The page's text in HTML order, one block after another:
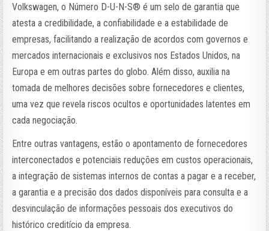
Volkswagen, o Número D-U-N-S®️ é um selo de garantia que
atesta a credibilidade, a confiabilidade e a estabilidade de
empresas, facilitando a realização de acordos com governos e
mercados internacionais e exclusivos nos Estados Unidos, na
Europa e em outras partes do globo. Além disso, auxilia na
tomada de melhores decisões sobre fornecedores e clientes,
uma vez que revela riscos ocultos e oportunidades latentes em
cada negociação.
Entre outras vantagens, estão o apontamento de fornecedores
interconectados e potenciais reduções em custos operacionais,
a integração de sistemas internos de contas a pagar e a receber,
a garantia e a precisão dos dados disponíveis para consulta e a
desvinculação de informações pessoais dos executivos do
histórico creditício da empresa.